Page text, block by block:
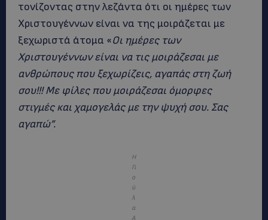
τονίζοντας στην λεζάντα ότι οι ημέρες των
Χριστουγέννων είναι να της μοιράζεται με
ξεχωριστά άτομα «Οι ημέρες των
Χριστουγέννων είναι να τις μοιράζεσαι με
ανθρώπους που ξεχωρίζεις, αγαπάς στη ζωή
σου!!! Με φίλες που μοιράζεσαι όμορφες
στιγμές και χαμογελάς με την ψυχή σου. Σας
αγαπώ”.
Η
Γι
ο
ύ
λ
α
Α